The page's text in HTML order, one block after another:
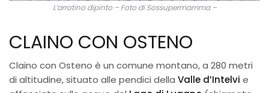
L’arrotino dipinto – Foto di Sossupermamma –
CLAINO CON OSTENO
Claino con Osteno è un comune montano, a 280 metri
di altitudine, situato alle pendici della Valle d’Intelvi e